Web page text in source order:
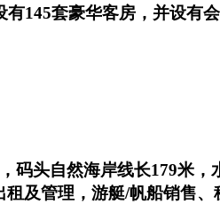
有145套豪华客房，并设有
码头自然海岸线长179米
及管理，游艇/帆船销售